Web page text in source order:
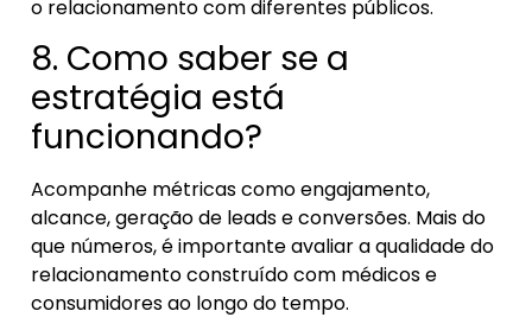
o relacionamento com diferentes públicos.
8. Como saber se a
estratégia está
funcionando?
Acompanhe métricas como engajamento,
alcance, geração de leads e conversões. Mais do
que números, é importante avaliar a qualidade do
relacionamento construído com médicos e
consumidores ao longo do tempo.